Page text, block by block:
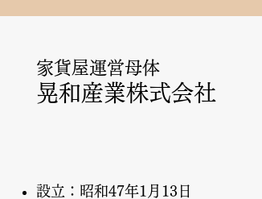
家貨屋運営母体
晃和産業株式会社
設立：昭和47年1月13日